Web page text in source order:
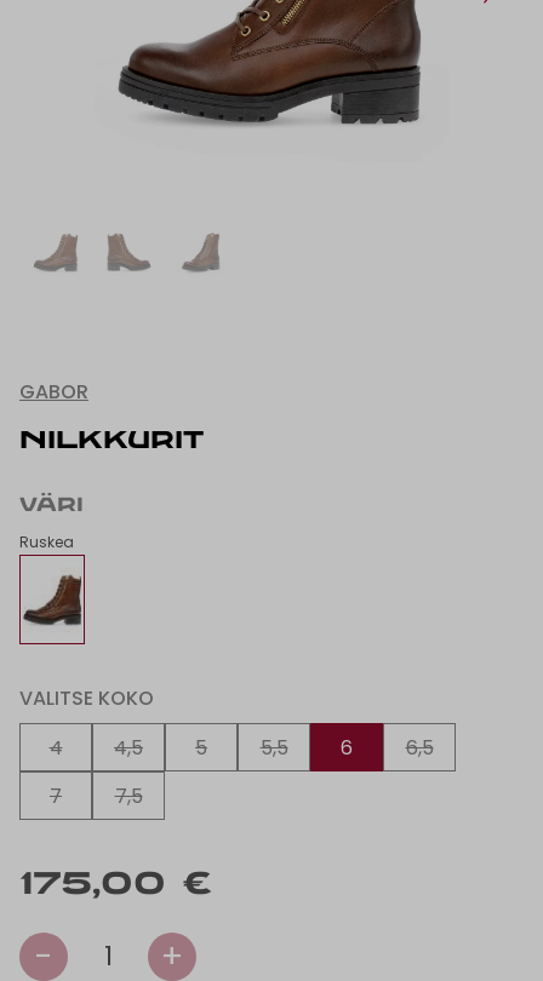
GABOR
NILKKURIT
VÄRI
Ruskea
VALITSE KOKO
4
4,5 5 5,5 6
6,5
7
7,5
175,00 €
- 1 +